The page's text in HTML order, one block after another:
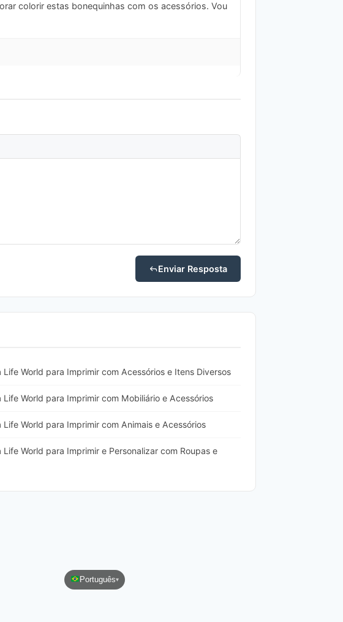
colorir estas bonequinhas com os acessórios. Vou
Enviar Resposta
Life World para Imprimir com Acessórios e Itens Diversos
Life World para Imprimir com Mobiliário e Acessórios
Life World para Imprimir com Animais e Acessórios
Life World para Imprimir e Personalizar com Roupas e
Português▾